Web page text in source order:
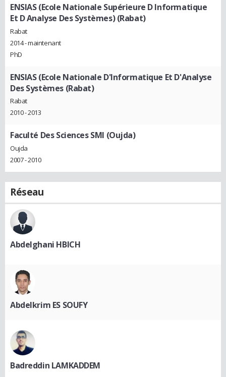
ENSIAS (Ecole Nationale Supérieure D Informatique
Et D Analyse Des Systèmes) (Rabat)
Rabat
2014 - maintenant
PhD
ENSIAS (Ecole Nationale D'Informatique Et D'Analyse
Des Systèmes (Rabat)
Rabat
2010 - 2013
Faculté Des Sciences SMI (Oujda)
Oujda
2007 - 2010
Réseau
Abdelghani HBICH
Abdelkrim ES SOUFY
Badreddin LAMKADDEM